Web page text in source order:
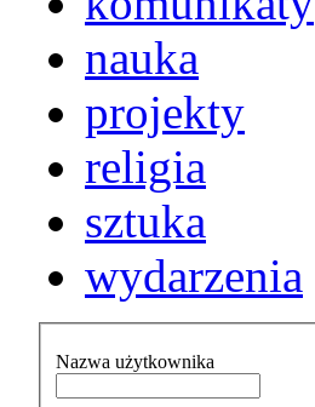
nauka
projekty
religia
sztuka
wydarzenia
Nazwa użytkownika